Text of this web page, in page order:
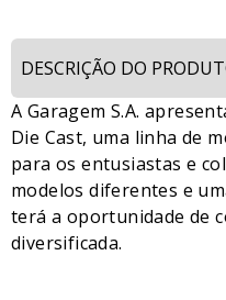
A Garagem S.A.
Die Cast, uma linha de
para os entusiastas e
modelos diferentes e
terá a oportunidade de
diversificada.